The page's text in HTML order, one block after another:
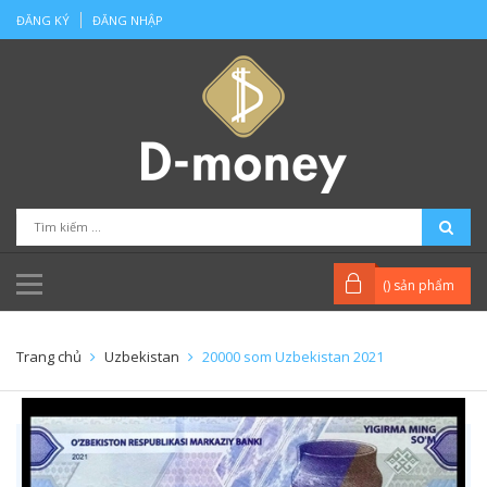
ĐĂNG KÝ ĐĂNG NHẬP
() sản phẩm
Trang chủ Uzbekistan 20000 som Uzbekistan 2021